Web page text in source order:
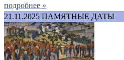
подробнее »
21.11.2025 ПАМЯТНЫЕ ДАТЫ